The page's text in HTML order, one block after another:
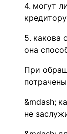
могут
какова
она
При
не